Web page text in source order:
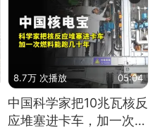
8.7万 次播放 05:04
中国科学家把10兆瓦核反
应堆塞进卡车，加一次燃